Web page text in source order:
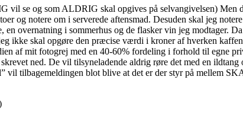
vil se og som ALDRIG skal opgives på selvangivelsen) Men
og notere om i serverede aftensmad. Desuden skal jeg
overnatning i sommerhus og de flasker vin jeg modtager.
ikke skal opgøre den præcise værdi i kroner af hverken
af mit fotogrej med en 40-60% fordeling i forhold til egne
ned. De vil tilsyneladende aldrig røre det med en
vil tilbagemeldingen blot blive at det er der styr på mellem